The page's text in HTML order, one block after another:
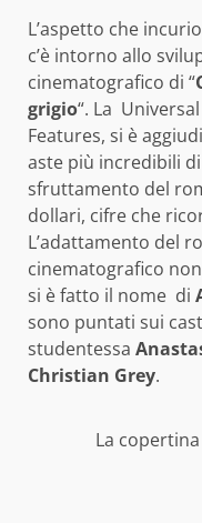
L’aspetto che
c’è intorno allo
cinematografico di “
grigio“. La
Features, si è
aste più incredibili
sfruttamento del
dollari, cifre che
L’adattamento del
cinematografico
si è fatto il nome di
sono puntati sui
studentessa
Christian Grey.
La